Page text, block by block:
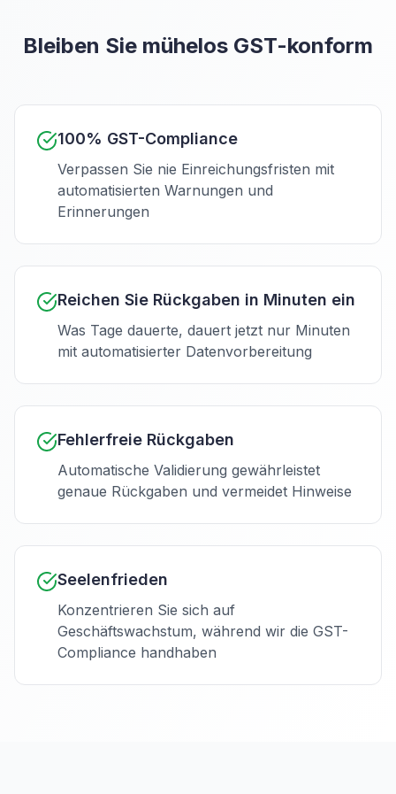
Bleiben Sie mühelos GST-konform
100% GST-Compliance
Verpassen Sie nie Einreichungsfristen mit
automatisierten Warnungen und
Erinnerungen
Reichen Sie Rückgaben in Minuten ein
Was Tage dauerte, dauert jetzt nur Minuten
mit automatisierter Datenvorbereitung
Fehlerfreie Rückgaben
Automatische Validierung gewährleistet
genaue Rückgaben und vermeidet Hinweise
Seelenfrieden
Konzentrieren Sie sich auf
Geschäftswachstum, während wir die GST-
Compliance handhaben